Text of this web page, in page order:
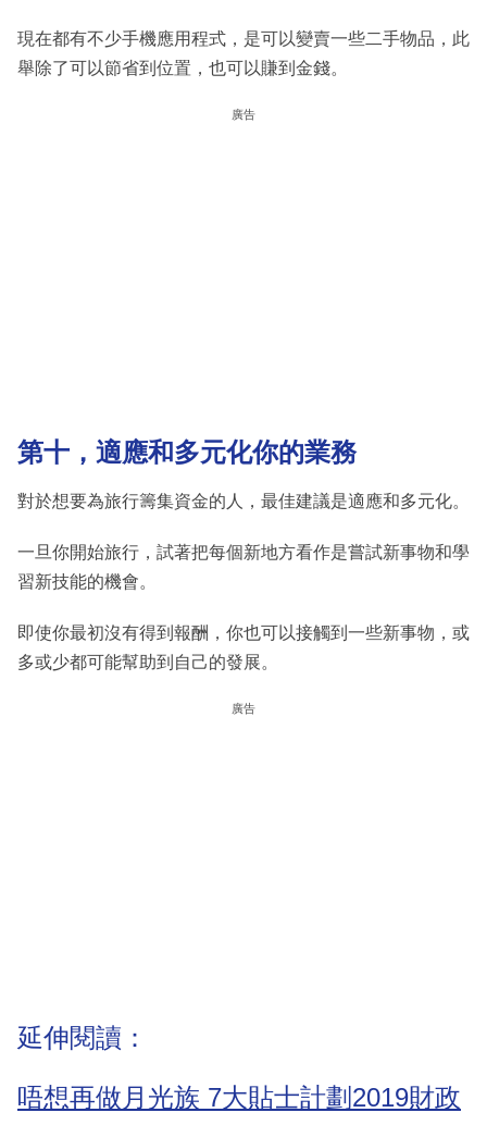
現在都有不少手機應用程式，是可以變賣一些二手物品，此
舉除了可以節省到位置，也可以賺到金錢。
廣告
第十，適應和多元化你的業務
對於想要為旅行籌集資金的人，最佳建議是適應和多元化。
一旦你開始旅行，試著把每個新地方看作是嘗試新事物和學
習新技能的機會。
即使你最初沒有得到報酬，你也可以接觸到一些新事物，或
多或少都可能幫助到自己的發展。
廣告
延伸閱讀：
唔想再做月光族 7大貼士計劃2019財政